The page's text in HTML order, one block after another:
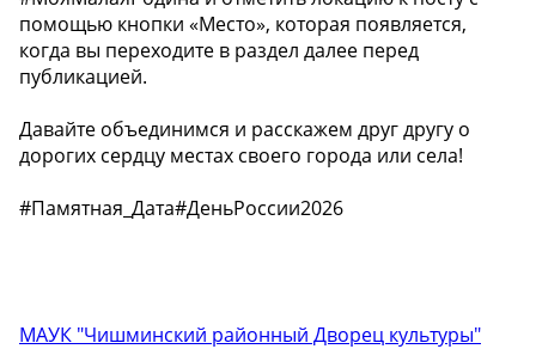
помощью кнопки «Место», которая появляется,
когда вы переходите в раздел далее перед
публикацией.
Давайте объединимся и расскажем друг другу о
дорогих сердцу местах своего города или села!
#Памятная_Дата#ДеньРоссии2026
МАУК "Чишминский районный Дворец культуры"